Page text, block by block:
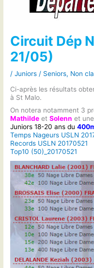
Circuit Dép
21/05)
/Juniors / Seniors, Non
Ci-après les résultats
à St Malo.
On notera notamment 3
Mathilde etSolenn et
Juniors 18-20 ans du
Temps Nageurs USLN
Records USLN 20170521
Top10 (50)_20170521